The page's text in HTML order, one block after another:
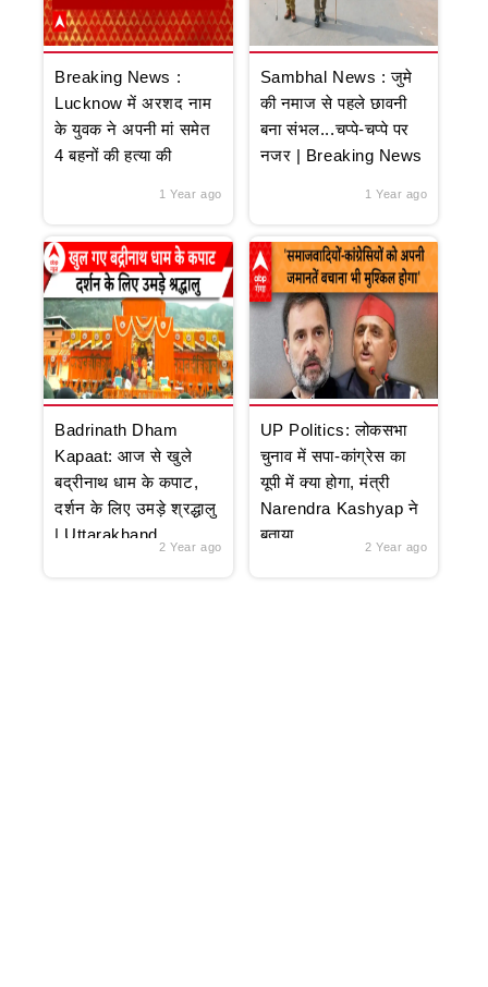
Breaking News :
Lucknow में अरशद नाम
के युवक ने अपनी मां समेत
4 बहनों की हत्या की
1 Year ago
Sambhal News : जुमे
की नमाज से पहले छावनी
बना संभल...चप्पे-चप्पे पर
नजर | Breaking News
1 Year ago
Badrinath Dham
Kapaat: आज से खुले
बद्रीनाथ धाम के कपाट,
दर्शन के लिए उमड़े श्रद्धालु
| Uttarakhand
2 Year ago
UP Politics: लोकसभा
चुनाव में सपा-कांग्रेस का
यूपी में क्या होगा, मंत्री
Narendra Kashyap ने
बताया
2 Year ago